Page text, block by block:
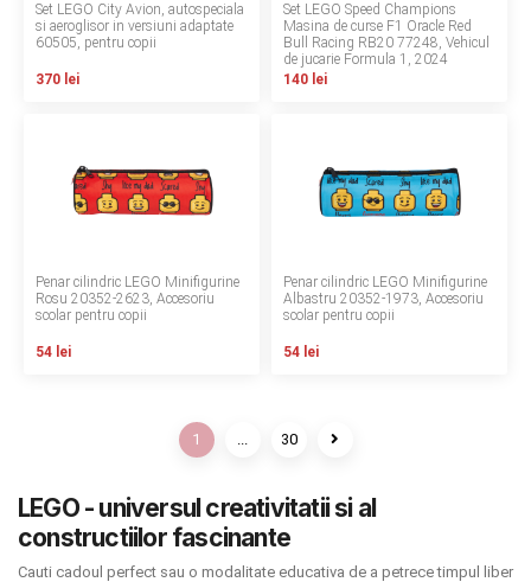
Set LEGO City Avion, autospeciala
si aeroglisor in versiuni adaptate
60505, pentru copii
370 lei
Set LEGO Speed Champions
Masina de curse F1 Oracle Red
Bull Racing RB20 77248, Vehicul
de jucarie Formula 1, 2024
140 lei
Penar cilindric LEGO Minifigurine
Rosu 20352-2623, Accesoriu
scolar pentru copii
54 lei
Penar cilindric LEGO Minifigurine
Albastru 20352-1973, Accesoriu
scolar pentru copii
54 lei
1 ... 30
LEGO - universul creativitatii si al
constructiilor fascinante
Cauti cadoul perfect sau o modalitate educativa de a petrece timpul liber